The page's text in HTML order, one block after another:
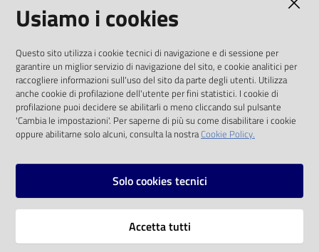
Eventi
Chiedi al
bibliotecario
Avvisi
Orari
solo alle condizioni previste dalla direttiva
comunitaria 2003/98/CE e dal d.lgs. 36/2006
SOCIAL
Instagram
Vai alla pagina
Usiamo i cookies
Questo sito utilizza i cookie tecnici di navigazione e di sessione per
garantire un miglior servizio di navigazione del sito, e cookie analitici per
raccogliere informazioni sull'uso del sito da parte degli utenti. Utilizza
anche cookie di profilazione dell'utente per fini statistici. I cookie di
profilazione puoi decidere se abilitarli o meno cliccando sul pulsante
'Cambia le impostazioni'. Per saperne di più su come disabilitare i cookie
oppure abilitarne solo alcuni, consulta la nostraCookie Policy.
Solo cookies tecnici
Accetta tutti